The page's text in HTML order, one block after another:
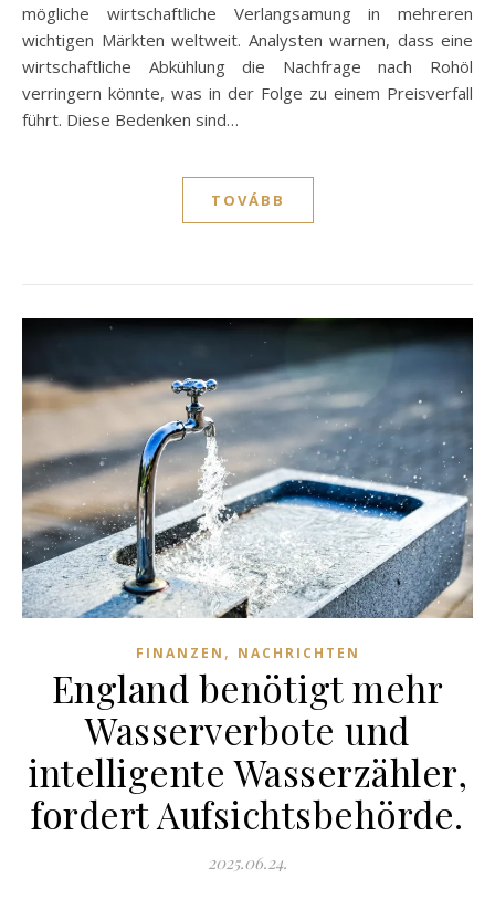
mögliche wirtschaftliche Verlangsamung in mehreren
wichtigen Märkten weltweit. Analysten warnen, dass eine
wirtschaftliche Abkühlung die Nachfrage nach Rohöl
verringern könnte, was in der Folge zu einem Preisverfall
führt. Diese Bedenken sind…
TOVÁBB
FINANZEN , NACHRICHTEN
England benötigt mehr
Wasserverbote und
intelligente Wasserzähler,
fordert Aufsichtsbehörde.
2025.06.24.